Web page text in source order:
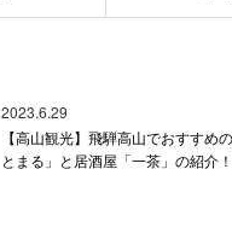
2023.6.29
【高山観光】飛騨高山でおすすめ
とまる」と居酒屋「一茶」の紹介！